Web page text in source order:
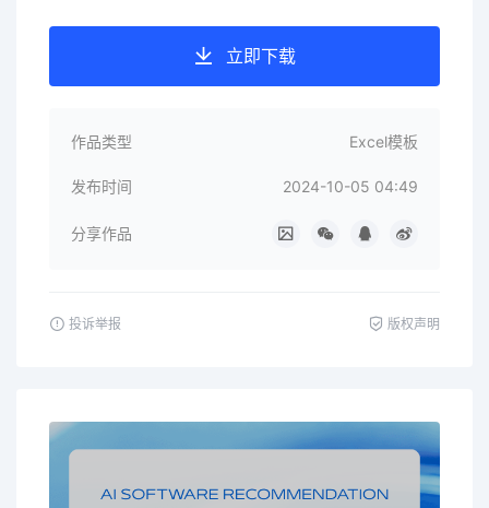
立即下载
作品类型 Excel模板
发布时间 2024-10-05 04:49
分享作品
投诉举报 版权声明